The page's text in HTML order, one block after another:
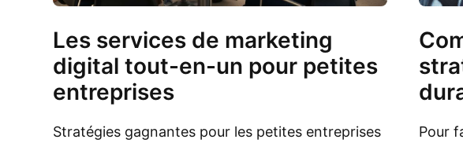
Les services de marketing
digital tout-en-un pour petites
entreprises
Stratégies gagnantes pour les petites entreprises
Pour